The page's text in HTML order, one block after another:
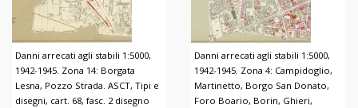
Danni arrecati agli stabili 1:5000,
1942-1945. Zona 14: Borgata
Lesna, Pozzo Strada. ASCT, Tipi e
disegni, cart. 68, fasc. 2 disegno
Danni arrecati agli stabili 1:5000,
1942-1945. Zona 4: Campidoglio,
Martinetto, Borgo San Donato,
Foro Boario, Borin, Ghieri,